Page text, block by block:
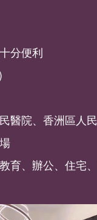
分便利
醫院、香洲區人
、辦公、住宅